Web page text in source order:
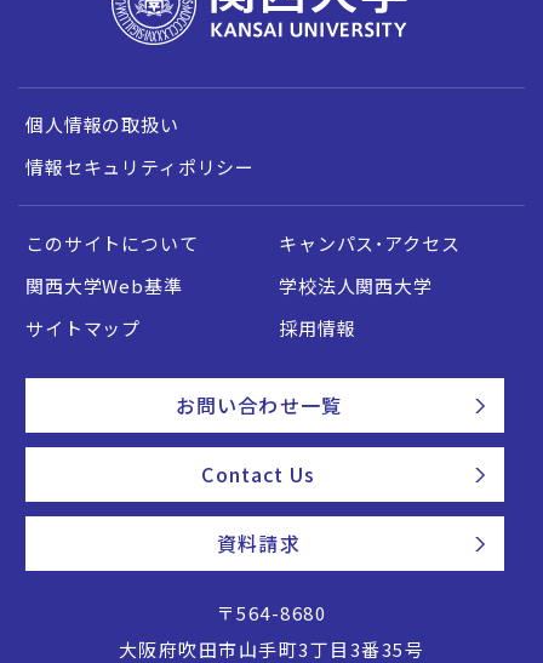
個人情報の取扱い
情報セキュリティポリシー
このサイトについて
キャンパス・アクセス
関西大学Web基準
学校法人関西大学
サイトマップ
採用情報
お問い合わせ一覧
Contact Us
資料請求
〒564-8680
大阪府吹田市山手町3丁目3番35号